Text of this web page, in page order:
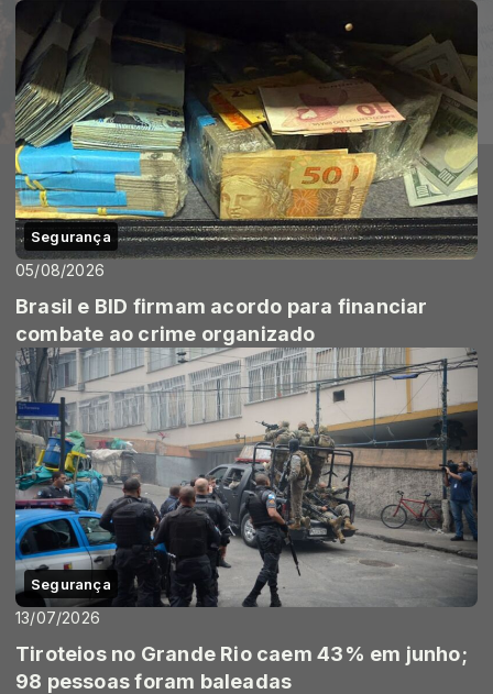
Segurança
05/08/2026
Brasil e BID firmam acordo para financiar
combate ao crime organizado
Segurança
13/07/2026
Tiroteios no Grande Rio caem 43% em junho;
98 pessoas foram baleadas